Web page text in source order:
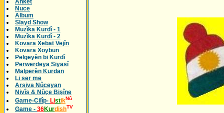
Ankêt
Nuce
Album
Slayd Show
Muzîka Kurdî - 1
Muzîka Kurdî - 2
Kovara Xebat Vejîn
Kovara Xoybun
Pelgeyên bi Kurdî
Perwerdeya Siyasî
Malperên Kurdan
Li ser me
Arsiva Nûceyan
Nivîs & Nûçe Bişîne
Game-Cilîp- ListikNû
Game - 36KurdishTV